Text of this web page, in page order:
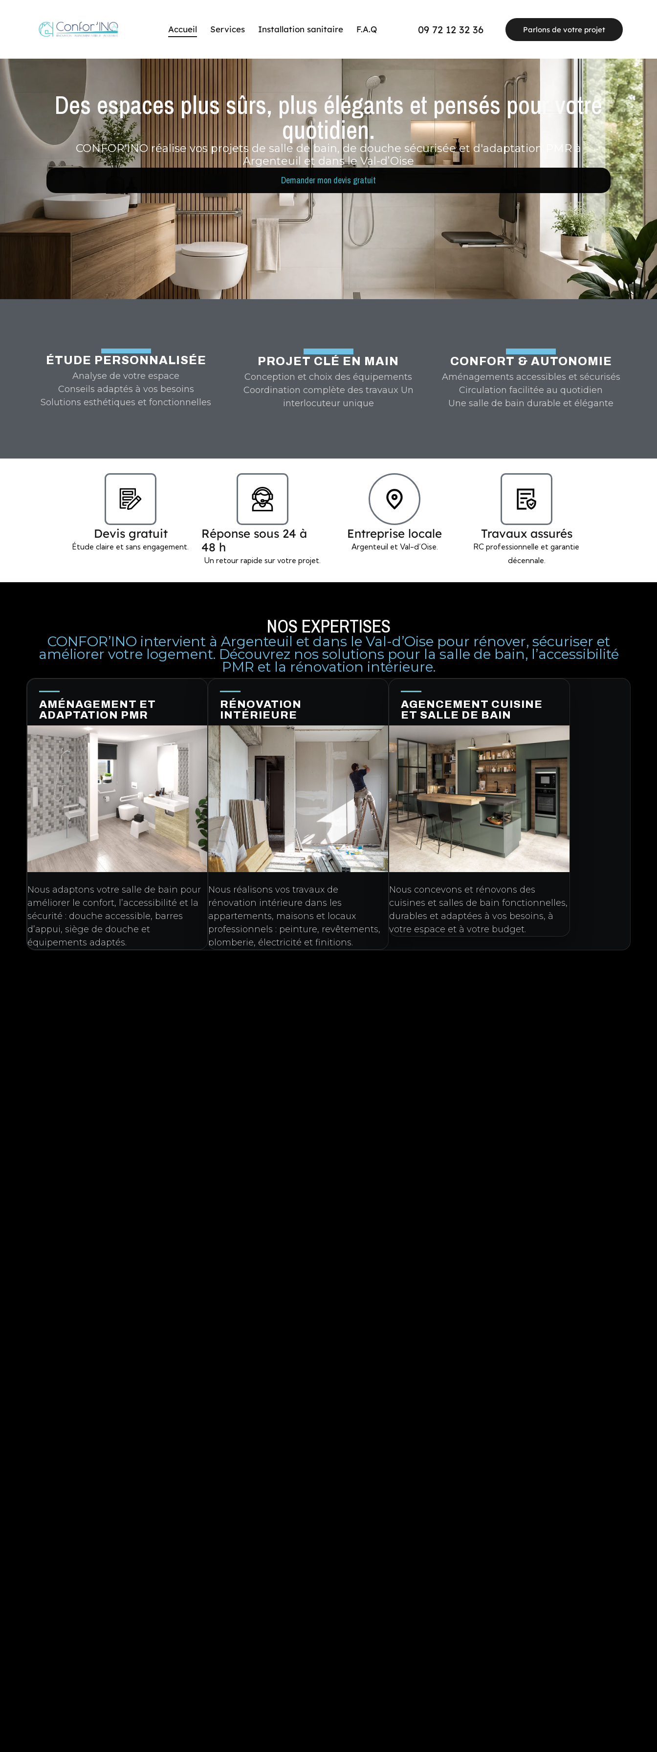
Accueil Services Installation sanitaire F.A.Q 09 72 12 32 36 Parlons de votre projet
CONFOR'INO réalise vos projets de salle de bain, de douche sécurisée et d'adaptation PMR à
Argenteuil et dans le Val-d’Oise
Des espaces plus sûrs, plus élégants et pensés pour votre
quotidien.
Demander mon devis gratuit
ÉTUDE PERSONNALISÉE
Analyse de votre espace
Conseils adaptés à vos besoins
Solutions esthétiques et fonctionnelles
PROJET CLÉ EN MAIN
Conception et choix des équipements
Coordination complète des travaux Un
interlocuteur unique
CONFORT & AUTONOMIE
Aménagements accessibles et sécurisés
Circulation facilitée au quotidien
Une salle de bain durable et élégante
Devis gratuit
Étude claire et sans engagement.
Réponse sous 24 à
48 h
Un retour rapide sur votre projet.
Entreprise locale
Argenteuil et Val-d’Oise.
Travaux assurés
RC professionnelle et garantie
décennale.
NOS EXPERTISES
CONFOR’INO intervient à Argenteuil et dans le Val-d’Oise pour rénover, sécuriser et
améliorer votre logement. Découvrez nos solutions pour la salle de bain, l’accessibilité
PMR et la rénovation intérieure.
AMÉNAGEMENT ET
ADAPTATION PMR
Nous adaptons votre salle de bain pour
améliorer le confort, l’accessibilité et la
sécurité : douche accessible, barres
d’appui, siège de douche et
équipements adaptés.
RÉNOVATION
INTÉRIEURE
Nous réalisons vos travaux de
rénovation intérieure dans les
appartements, maisons et locaux
professionnels : peinture, revêtements,
plomberie, électricité et finitions.
AGENCEMENT CUISINE
ET SALLE DE BAIN
Nous concevons et rénovons des
cuisines et salles de bain fonctionnelles,
durables et adaptées à vos besoins, à
votre espace et à votre budget.